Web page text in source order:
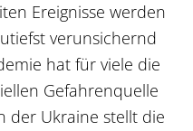
Ereignisse werden
verunsichernd
hat für viele die
Gefahrenquelle
der Ukraine stellt die